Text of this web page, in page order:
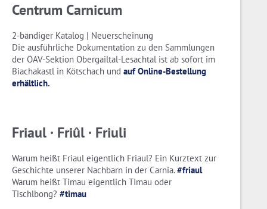
Centrum Carnicum
2-bändiger Katalog | Neuerscheinung
Die ausführliche Dokumentation zu den Sammlungen
der ÖAV-Sektion Obergailtal-Lesachtal ist ab sofort im
Biachakastl in Kötschach und auf Online-Bestellung
erhältlich.
Friaul · Friûl · Friuli
Warum heißt Friaul eigentlich Friaul? Ein Kurztext zur
Geschichte unserer Nachbarn in der Carnia.#friaul
Warum heißt Timau eigentlich TImau oder
Tischlbong? #timau